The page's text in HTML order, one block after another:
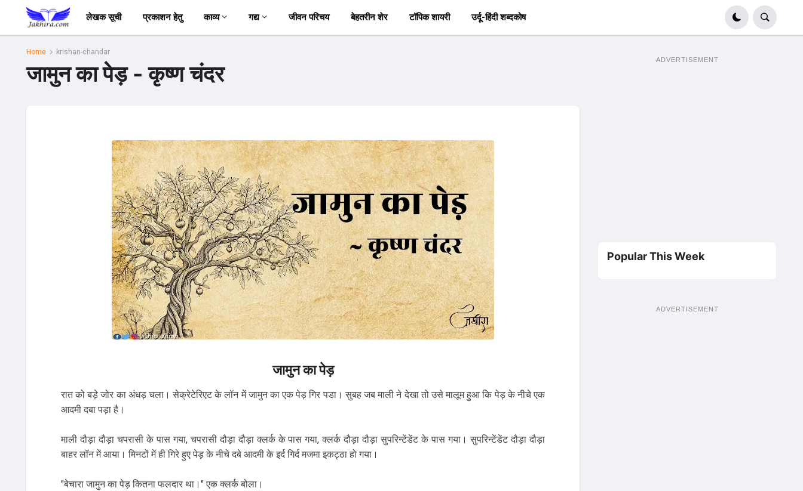
लेखक सूची प्रकाशन हेतु काव्य गद्य जीवन परिचय बेहतरीन शेर टॉपिक शायरी उर्दू-हिंदी शब्दकोष
Home krishan-chandar
जामुन का पेड़ - कृष्ण चंदर
जामुन का पेड़
रात को बड़े जोर का अंधड़ चला। सेक्रेटेरिएट के लॉन में जामुन का एक पेड़ गिर पडा। सुबह जब माली ने देखा तो उसे मालूम हुआ कि पेड़ के नीचे एक
आदमी दबा पड़ा है।
माली दौड़ा दौड़ा चपरासी के पास गया, चपरासी दौड़ा दौड़ा क्‍लर्क के पास गया, क्‍लर्क दौड़ा दौड़ा सुपरिन्‍टेंडेंट के पास गया। सुपरिन्‍टेंडेंट दौड़ा दौड़ा
बाहर लॉन में आया। मिनटों में ही गिरे हुए पेड़ के नीचे दबे आदमी के इर्द गिर्द मजमा इकट्ठा हो गया।
"बेचारा जामुन का पेड़ कितना फलदार था।" एक क्‍लर्क बोला।
ADVERTISEMENT
Popular This Week
ADVERTISEMENT